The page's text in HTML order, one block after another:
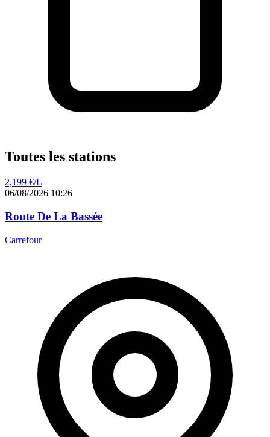
Toutes les stations
2,199 €/L
06/08/2026 10:26
Route De La Bassée
Carrefour